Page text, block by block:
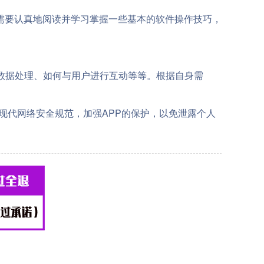
认真地阅读并学习掌握一些基本的软件操作技巧，
处理、如何与用户进行互动等等。根据自身需
网络安全规范，加强APP的保护，以免泄露个人